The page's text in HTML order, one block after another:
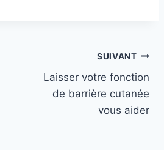
SUIVANT
Laisser votre fonction
de barrière cutanée
vous aider